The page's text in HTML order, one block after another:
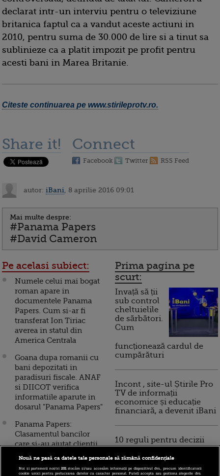
declarat intr-un interviu pentru o televiziune
britanica faptul ca a vandut aceste actiuni in
2010, pentru suma de 30.000 de lire si a tinut sa
sublinieze ca a platit impozit pe profit pentru
acesti bani in Marea Britanie.
Citeste continuarea pe www.stirileprotv.ro.
Share it! Connect
Facebook Twitter RSS Feed
autor: iBani , 8 aprilie 2016 09:01
Mai multe despre:
#Panama Papers
#David Cameron
Pe acelasi subiect:
Numele celui mai bogat
roman apare in
documentele Panama
Papers. Cum si-ar fi
transferat Ion Tiriac
averea in statul din
America Centrala
Goana dupa romanii cu
bani depozitati in
paradisuri fiscale. ANAF
si DIICOT verifica
informatiile aparute in
dosarul "Panama Papers"
Panama Papers:
Clasamentul bancilor
care si-au ajutat clientii
sa ruleze bani prin
fiscale. Topul, condus de
Prima pagina pe
scurt:
Invață să ții
sub control
cheltuielile
de sărbători.
Cum
funcționează cardul de
cumpărături
Incont , site-ul Știrile Pro
TV de informații
economice și educație
financiară, a devenit iBani
10 reguli pentru decizii
financiare inteligente
Nouă ne pasă ca datele tale personale să rămână confidențiale
Noi și partenerii noștri201stocăm și/sau accesăm informații pe dispozitivul dvs., precum identificatorii
cookie unici pentru prelucrarea datelor cu caracter personal. Puteți accepta sau gestiona alegerile dvs.